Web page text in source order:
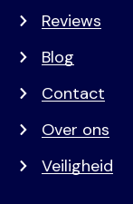
Reviews
Blog
Contact
Over ons
Veiligheid